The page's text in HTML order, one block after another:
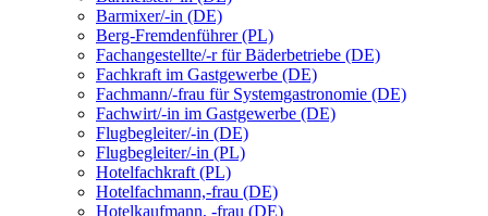
Barmixer/-in (DE)
Berg-Fremdenführer (PL)
Fachangestellte/-r für Bäderbetriebe (DE)
Fachkraft im Gastgewerbe (DE)
Fachmann/-frau für Systemgastronomie (DE)
Fachwirt/-in im Gastgewerbe (DE)
Flugbegleiter/-in (DE)
Flugbegleiter/-in (PL)
Hotelfachkraft (PL)
Hotelfachmann,-frau (DE)
Hotelkaufmann, -frau (DE)